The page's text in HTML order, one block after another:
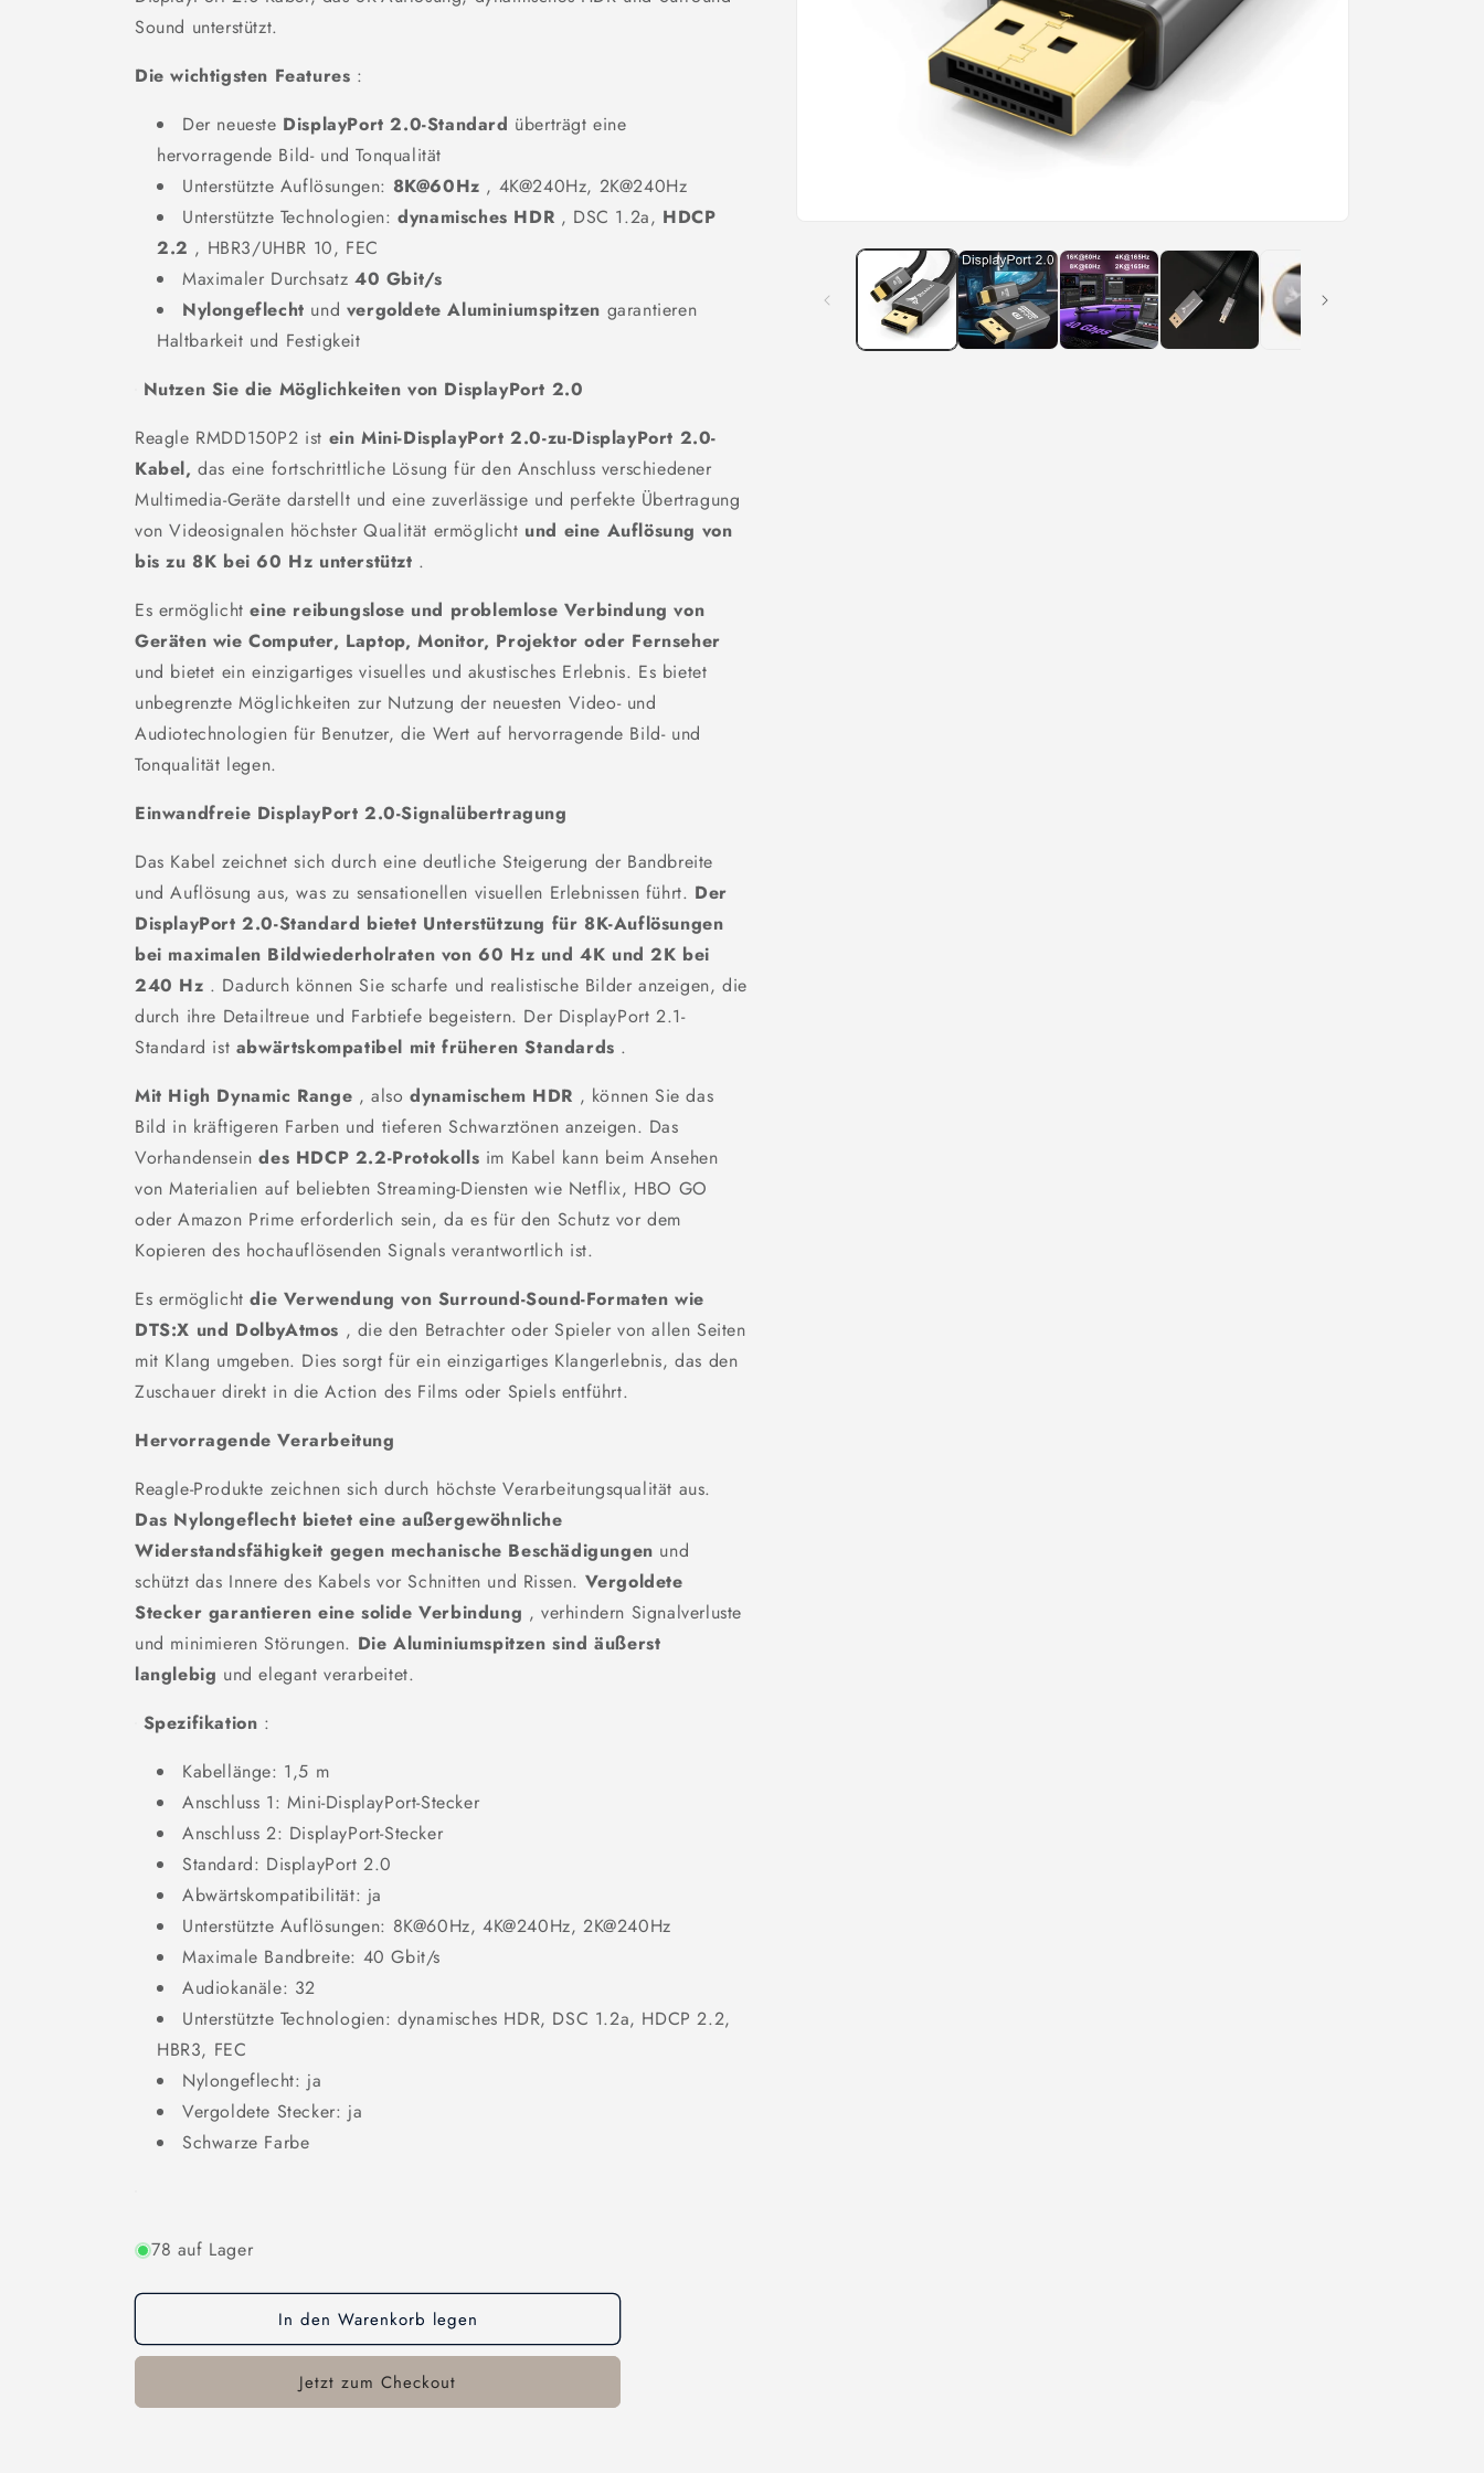
öffnen
Sound unterstützt.
Die wichtigsten Features :
Der neueste DisplayPort 2.0-Standard überträgt eine
hervorragende Bild- und Tonqualität
Unterstützte Auflösungen: 8K@60Hz , 4K@240Hz, 2K@240Hz
Unterstützte Technologien:dynamisches HDR , DSC 1.2a, HDCP
2.2 , HBR3/UHBR 10, FEC
Maximaler Durchsatz 40 Gbit/s
Nylongeflecht und vergoldete Aluminiumspitzen garantieren
Haltbarkeit und Festigkeit
Nutzen Sie die Möglichkeiten von DisplayPort 2.0
Reagle RMDD150P2 ist ein Mini-DisplayPort 2.0-zu-DisplayPort 2.0-
Kabel, das eine fortschrittliche Lösung für den Anschluss verschiedener
Multimedia-Geräte darstellt und eine zuverlässige und perfekte Übertragung
von Videosignalen höchster Qualität ermöglicht und eine Auflösung von
bis zu 8K bei 60 Hz unterstützt .
Es ermöglichteine reibungslose und problemlose Verbindung von
Geräten wie Computer, Laptop, Monitor, Projektor oder Fernseher
und bietet ein einzigartiges visuelles und akustisches Erlebnis. Es bietet
unbegrenzte Möglichkeiten zur Nutzung der neuesten Video- und
Audiotechnologien für Benutzer, die Wert auf hervorragende Bild- und
Tonqualität legen.
Einwandfreie DisplayPort 2.0-Signalübertragung
Das Kabel zeichnet sich durch eine deutliche Steigerung der Bandbreite
und Auflösung aus, was zu sensationellen visuellen Erlebnissen führt. Der
DisplayPort 2.0-Standard bietet Unterstützung für 8K-Auflösungen
bei maximalen Bildwiederholraten von 60 Hz und 4K und 2K bei
240 Hz . Dadurch können Sie scharfe und realistische Bilder anzeigen, die
durch ihre Detailtreue und Farbtiefe begeistern. Der DisplayPort 2.1-
Standard ist abwärtskompatibel mit früheren Standards .
Mit High Dynamic Range , alsodynamischem HDR , können Sie das
Bild in kräftigeren Farben und tieferen Schwarztönen anzeigen. Das
Vorhandenseindes HDCP 2.2-Protokolls im Kabel kann beim Ansehen
von Materialien auf beliebten Streaming-Diensten wie Netflix, HBO GO
oder Amazon Prime erforderlich sein, da es für den Schutz vor dem
Kopieren des hochauflösenden Signals verantwortlich ist.
Es ermöglichtdie Verwendung von Surround-Sound-Formaten wie
DTS:X und DolbyAtmos , die den Betrachter oder Spieler von allen Seiten
mit Klang umgeben. Dies sorgt für ein einzigartiges Klangerlebnis, das den
Zuschauer direkt in die Action des Films oder Spiels entführt.
Hervorragende Verarbeitung
Reagle-Produkte zeichnen sich durch höchste Verarbeitungsqualität aus.
Das Nylongeflecht bietet eine außergewöhnliche
Widerstandsfähigkeit gegen mechanische Beschädigungen und
schützt das Innere des Kabels vor Schnitten und Rissen. Vergoldete
Stecker garantieren eine solide Verbindung , verhindern Signalverluste
und minimieren Störungen. Die Aluminiumspitzen sind äußerst
langlebig und elegant verarbeitet.
Spezifikation :
Kabellänge: 1,5 m
Anschluss 1: Mini-DisplayPort-Stecker
Anschluss 2: DisplayPort-Stecker
Standard: DisplayPort 2.0
Abwärtskompatibilität: ja
Unterstützte Auflösungen: 8K@60Hz, 4K@240Hz, 2K@240Hz
Maximale Bandbreite: 40 Gbit/s
Audiokanäle: 32
Unterstützte Technologien: dynamisches HDR, DSC 1.2a, HDCP 2.2,
HBR3, FEC
Nylongeflecht: ja
Vergoldete Stecker: ja
Schwarze Farbe
78 auf Lager
In den Warenkorb legen
Jetzt zum Checkout